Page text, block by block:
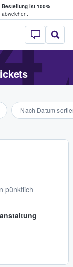
Bestellung ist 100%
- Wo
Nach Datum
pünktlich